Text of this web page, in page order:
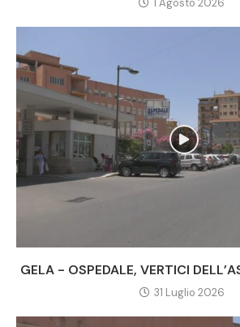
1 Agosto 2026
GELA - OSPEDALE, VERTICI
31 Luglio 2026